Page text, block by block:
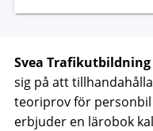
Svea Trafikutbildning
sig på att
teoriprov för personbil
erbjuder en lärobok